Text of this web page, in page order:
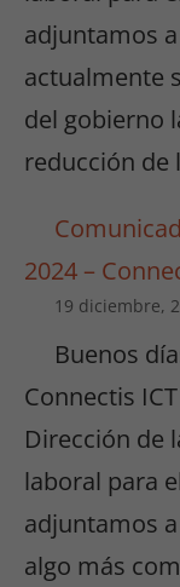
adjuntamos
actualmente
del gobierno
reducción de
2024 –
19 diciembre,
Buenos
Connectis
Dirección de
laboral para
adjuntamos
algo más